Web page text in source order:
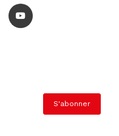
S'abonner